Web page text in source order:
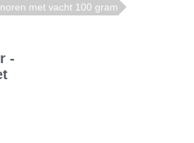
met vacht 100 gram
-